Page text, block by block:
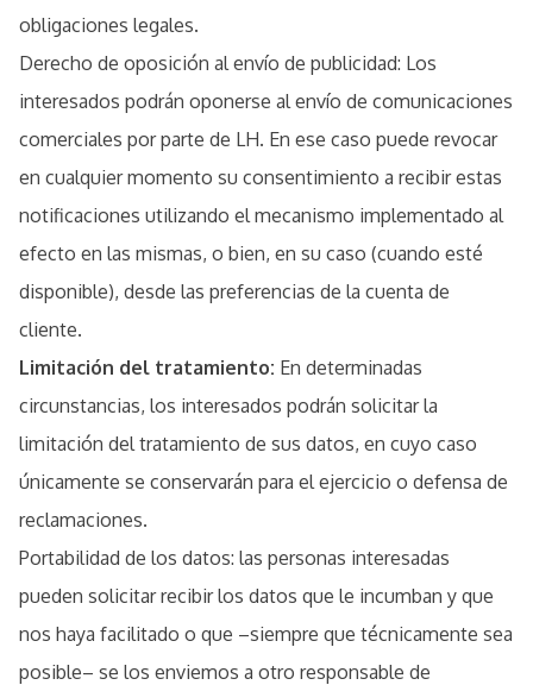
obligaciones legales.
Derecho de oposición al envío de publicidad: Los
interesados podrán oponerse al envío de comunicaciones
comerciales por parte de LH. En ese caso puede revocar
en cualquier momento su consentimiento a recibir estas
notificaciones utilizando el mecanismo implementado al
efecto en las mismas, o bien, en su caso (cuando esté
disponible), desde las preferencias de la cuenta de
cliente.
Limitación del tratamiento: En determinadas
circunstancias, los interesados podrán solicitar la
limitación del tratamiento de sus datos, en cuyo caso
únicamente se conservarán para el ejercicio o defensa de
reclamaciones.
Portabilidad de los datos: las personas interesadas
pueden solicitar recibir los datos que le incumban y que
nos haya facilitado o que –siempre que técnicamente sea
posible– se los enviemos a otro responsable de